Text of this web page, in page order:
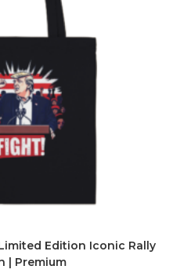
Edition Iconic Rally
| Premium